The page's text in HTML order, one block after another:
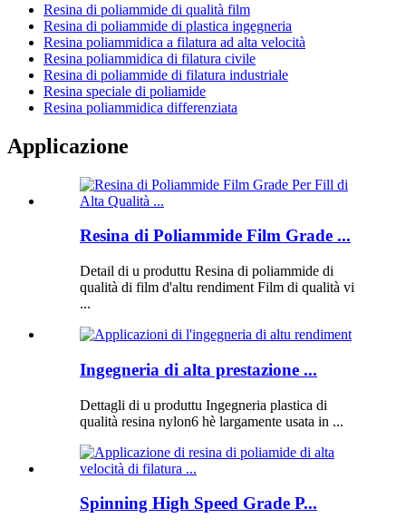
Resina di poliammide di qualità film
Resina di poliammide di plastica ingegneria
Resina poliammidica a filatura ad alta velocità
Resina poliammidica di filatura civile
Resina di poliammide di filatura industriale
Resina speciale di poliamide
Resina poliammidica differenziata
Applicazione
Resina di Poliammide Film Grade ...
Detail di u produttu Resina di poliammide di
qualità di film d'altu rendiment Film di qualità vi
...
Ingegneria di alta prestazione ...
Dettagli di u produttu Ingegneria plastica di
qualità resina nylon6 hè largamente usata in ...
Spinning High Speed ​​Grade P...